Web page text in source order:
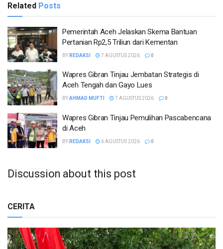
Related Posts
Pemerintah Aceh Jelaskan Skema Bantuan
Pertanian Rp2,5 Triliun dari Kementan
BY REDAKSI 7 AGUSTUS 2026 0
Wapres Gibran Tinjau Jembatan Strategis di
Aceh Tengah dan Gayo Lues
BYAHMAD MUFTI 7 AGUSTUS 2026 0
Wapres Gibran Tinjau Pemulihan Pascabencana
di Aceh
BY REDAKSI 6 AGUSTUS 2026 0
Discussion about this post
CERITA